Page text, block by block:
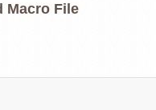
Macro File